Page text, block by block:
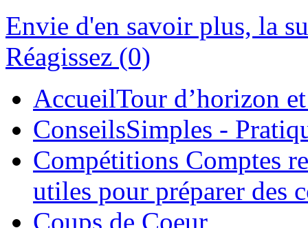
Envie d'en savoir plus, la
Réagissez (0)
AccueilTour d’horizon
ConseilsSimples -
Compétitions Comptes
utiles pour préparer des
Coups de Coeur